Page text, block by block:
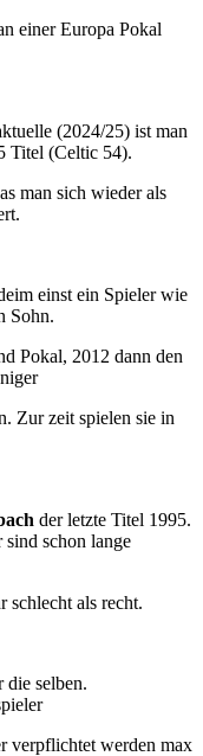
einer Europa Pokal
(2024/25) ist man
Titel (Celtic 54).
man sich wieder als
einst ein Spieler wie
Sohn.
Pokal, 2012 dann den
Zur zeit spielen sie in
der letzte Titel 1995.
sind schon lange
schlecht als recht.
selben.
verpflichtet werden max